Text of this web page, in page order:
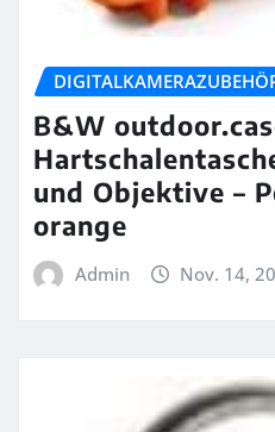
B&W
und Objektive –
orange
Admin Nov. 14,